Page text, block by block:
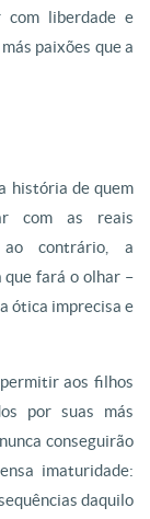
com liberdade e
paixões que a
história de quem
com as reais
ao contrário, a
que fará o olhar –
ótica imprecisa e
aos filhos
por suas más
conseguirão
imaturidade:
daquilo